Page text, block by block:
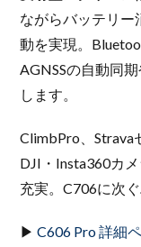
ながらバッテリー
動を実現。
AGNSSの自動同
します。
ClimbPro、Strava
DJI・Insta360カ
充実。C706に次
▶ C606 Pro 詳細